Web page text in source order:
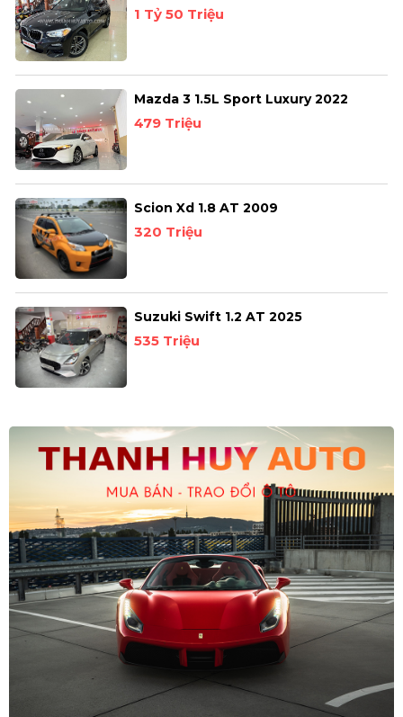
1 Tỷ 50 Triệu
Mazda 3 1.5L Sport Luxury 2022
479 Triệu
Scion Xd 1.8 AT 2009
320 Triệu
Suzuki Swift 1.2 AT 2025
535 Triệu